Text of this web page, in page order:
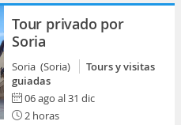
Tour privado por
Soria
Soria (Soria)
Tours y visitas
guiadas
06 ago al 31 dic
2 horas